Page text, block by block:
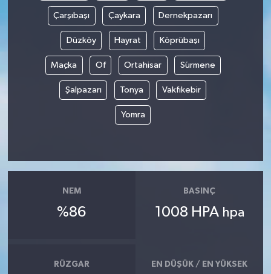
Çarşıbaşı Çaykara Dernekpazarı
Düzköy Hayrat Köprübaşı
Maçka Of Ortahisar Sürmene
Şalpazarı Tonya Vakfıkebir
Yomra
NEM
%86
BASINÇ
1008 HPA hpa
RÜZGAR EN DÜŞÜK / EN YÜKSEK
Ekonomi
Genel
Gökçebey
GÜNDEM
Kilimli
Kültür - Sanat